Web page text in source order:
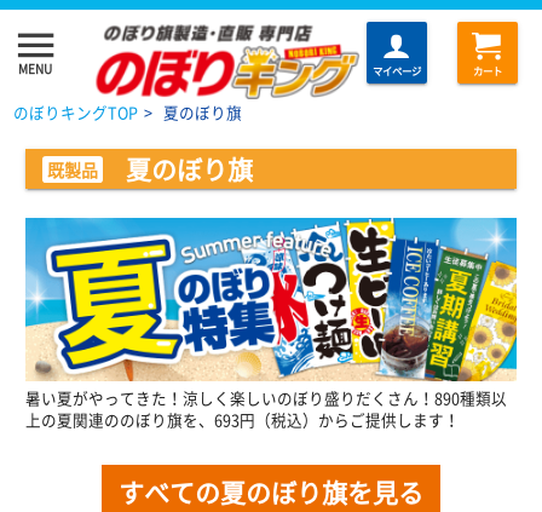
menu
MENU マイページ カート
のぼりキングTOP > 夏のぼり旗
既製品 夏のぼり旗
暑い夏がやってきた！涼しく楽しいのぼり盛りだくさん！890種類以
上の夏関連ののぼり旗を、693円（税込）からご提供します！
すべての夏のぼり旗を見る